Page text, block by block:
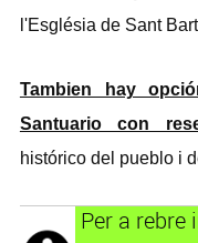
l'Església de Sant
Tambien hay
Santuario con
histórico del pueblo i
Per a